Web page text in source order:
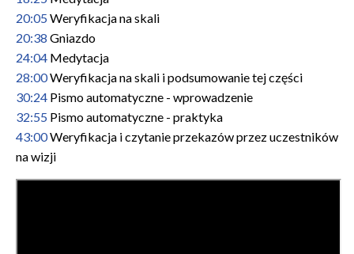
20:05 Weryfikacja na skali
20:38 Gniazdo
24:04 Medytacja
28:00Weryfikacja na skali i podsumowanie tej części
30:24 Pismo automatyczne - wprowadzenie
32:55 Pismo automatyczne - praktyka
43:00Weryfikacja i czytanie przekazów przez uczestników
na wizji